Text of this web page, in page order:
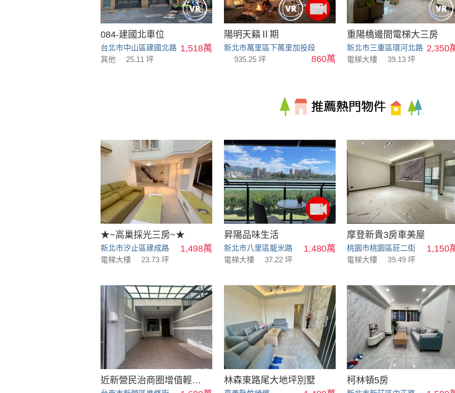
084-建國北車位
台北市中山區建國北路 1,518萬
其他 25.11 坪
陽明天籟Ⅱ期
新北市萬里區下萬里加投段
860萬
935.25 坪
重陽橋邊間電梯大三房
新北市三重區環河北路 2,350
電梯大樓 39.13 坪
★~高巢採光三房~★
新北市汐止區建成路 1,498萬
電梯大樓 23.73 坪
昇陽品味生活
新北市八里區龍米路 1,480萬
電梯大樓 37.22 坪
摩登新貴3房車美屋
桃園市桃園區莊二街 1,150
電梯大樓 39.49 坪
近新營民治商圈增值輕齡美透天 林森東路尾大地坪別墅 柯林頓5房